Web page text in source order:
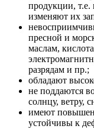
продукции, т.е.
изменяют их
пресной и
маслам,
разрядам и пр.;
обладают
не поддаются
солнцу, ветру,
имеют
устойчивы к